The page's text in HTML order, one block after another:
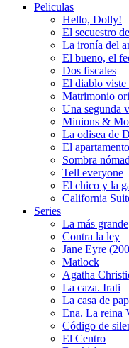
Peliculas
Hello, Dolly!
El secuestro
La ironía del
El bueno, el
Dos fiscales
El diablo viste
Matrimonio
Una segunda
Minions &
La odisea de
El apartamento
Sombra
Tell everyone
El chico y la
California
Series
La más grande
Contra la ley
Jane Eyre
Matlock
Agatha
La caza. Irati
La casa de
Ena. La reina
Código de
El Centro